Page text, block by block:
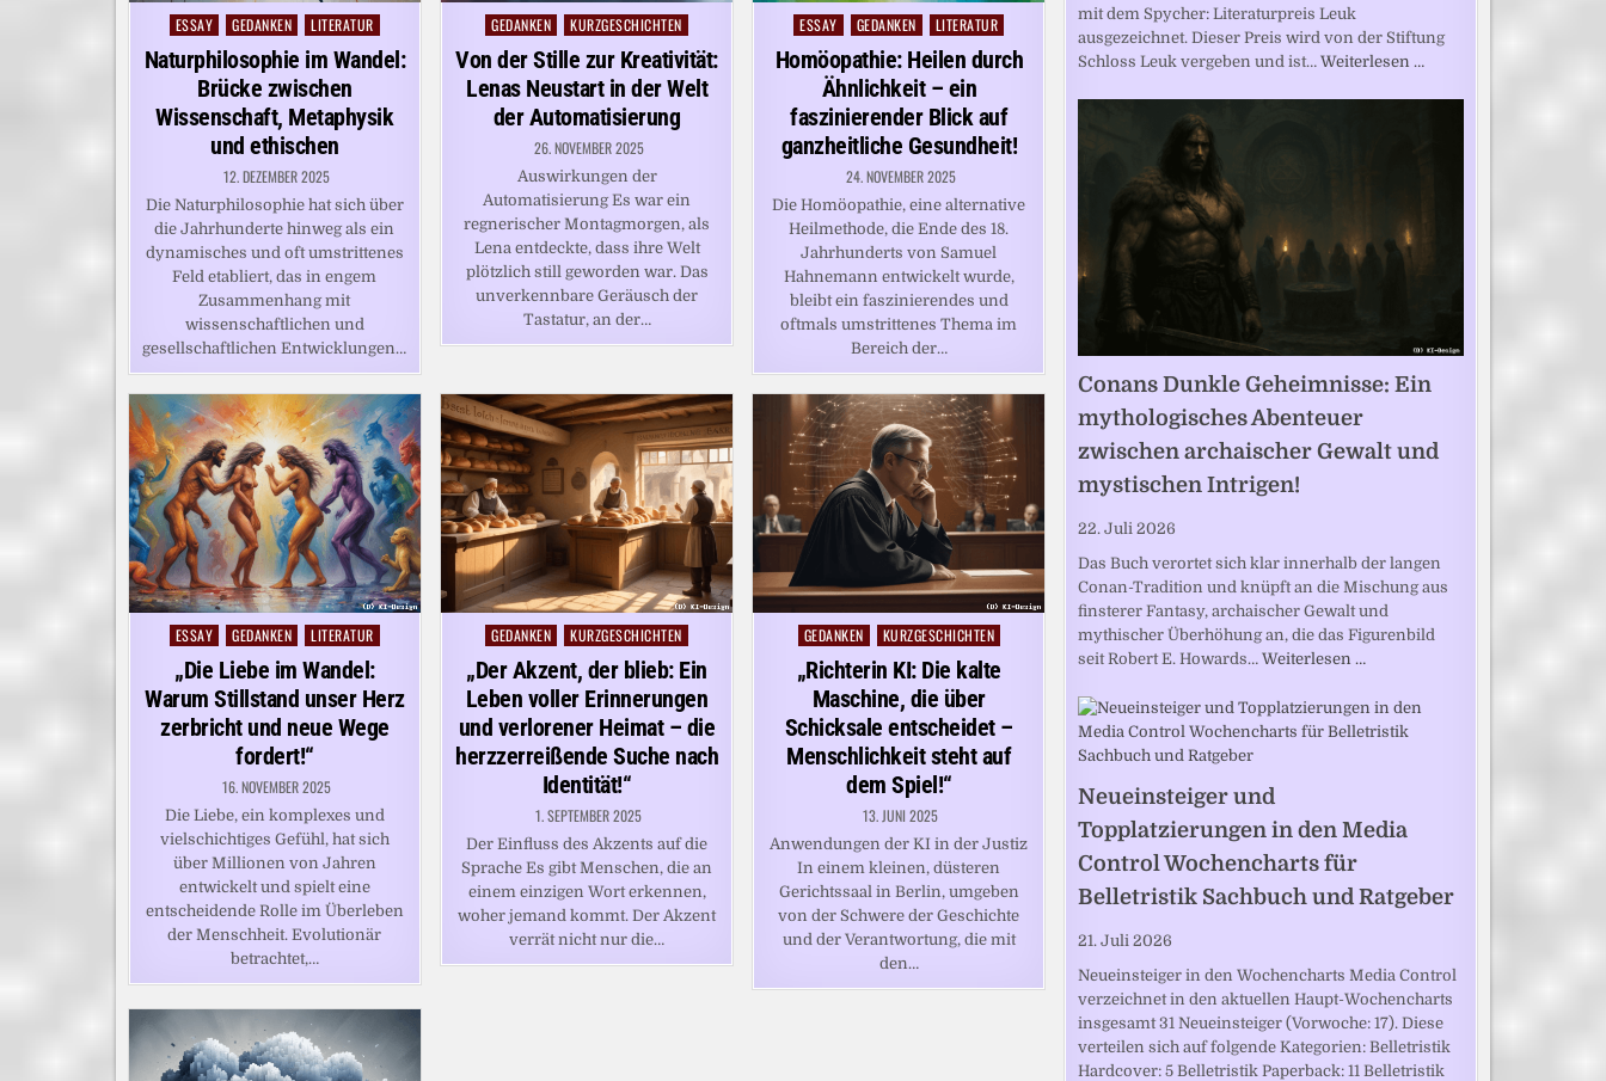
Posted
in
ESSAY GEDANKEN LITERATUR
Naturphilosophie im Wandel:
Brücke zwischen
Wissenschaft, Metaphysik
und ethischen
12. DEZEMBER 2025
Die Naturphilosophie hat sich über
die Jahrhunderte hinweg als ein
dynamisches und oft umstrittenes
Feld etabliert, das in engem
Zusammenhang mit
wissenschaftlichen und
gesellschaftlichen Entwicklungen…
Posted
GEDANKEN KURZGESCHICHTEN
Von der Stille zur Kreativität:
Lenas Neustart in der Welt
der Automatisierung
26. NOVEMBER 2025
Auswirkungen der
Automatisierung Es war ein
regnerischer Montagmorgen, als
Lena entdeckte, dass ihre Welt
plötzlich still geworden war. Das
unverkennbare Geräusch der
Tastatur, an der…
Posted
ESSAY GEDANKEN LITERATUR
Homöopathie: Heilen durch
Ähnlichkeit – ein
faszinierender Blick auf
ganzheitliche Gesundheit!
24. NOVEMBER 2025
Die Homöopathie, eine alternative
Heilmethode, die Ende des 18.
Jahrhunderts von Samuel
Hahnemann entwickelt wurde,
bleibt ein faszinierendes und
oftmals umstrittenes Thema im
Bereich der…
Posted
ESSAY GEDANKEN LITERATUR
„Die Liebe im Wandel:
Warum Stillstand unser Herz
zerbricht und neue Wege
fordert!“
16. NOVEMBER 2025
Die Liebe, ein komplexes und
vielschichtiges Gefühl, hat sich
über Millionen von Jahren
entwickelt und spielt eine
entscheidende Rolle im Überleben
der Menschheit. Evolutionär
betrachtet,…
Posted
in
GEDANKEN KURZGESCHICHTEN
„Der Akzent, der blieb: Ein
Leben voller Erinnerungen
und verlorener Heimat – die
herzzerreißende Suche nach
Identität!“
1. SEPTEMBER 2025
Der Einfluss des Akzents auf die
Sprache Es gibt Menschen, die an
einem einzigen Wort erkennen,
woher jemand kommt. Der Akzent
verrät nicht nur die…
Posted
in
GEDANKEN KURZGESCHICHTEN
„Richterin KI: Die kalte
Maschine, die über
Schicksale entscheidet –
Menschlichkeit steht auf
dem Spiel!“
13. JUNI 2025
Anwendungen der KI in der Justiz
In einem kleinen, düsteren
Gerichtssaal in Berlin, umgeben
von der Schwere der Geschichte
und der Verantwortung, die mit
den…
mit dem Spycher: Literaturpreis Leuk
ausgezeichnet. Dieser Preis wird von der Stiftung
Schloss Leuk vergeben und ist… Weiterlesen …
Conans Dunkle Geheimnisse: Ein
mythologisches Abenteuer
zwischen archaischer Gewalt und
mystischen Intrigen!
22. Juli 2026
Das Buch verortet sich klar innerhalb der langen
Conan-Tradition und knüpft an die Mischung aus
finsterer Fantasy, archaischer Gewalt und
mythischer Überhöhung an, die das Figurenbild
seit Robert E. Howards… Weiterlesen …
Neueinsteiger und
Topplatzierungen in den Media
Control Wochencharts für
Belletristik Sachbuch und Ratgeber
21. Juli 2026
Neueinsteiger in den Wochencharts Media Control
verzeichnet in den aktuellen Haupt-Wochencharts
insgesamt 31 Neueinsteiger (Vorwoche: 17). Diese
verteilen sich auf folgende Kategorien: Belletristik
Hardcover: 5 Belletristik Paperback: 11 Belletristik